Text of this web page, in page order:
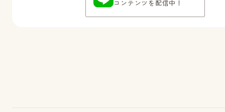
コンテンツを配信中！